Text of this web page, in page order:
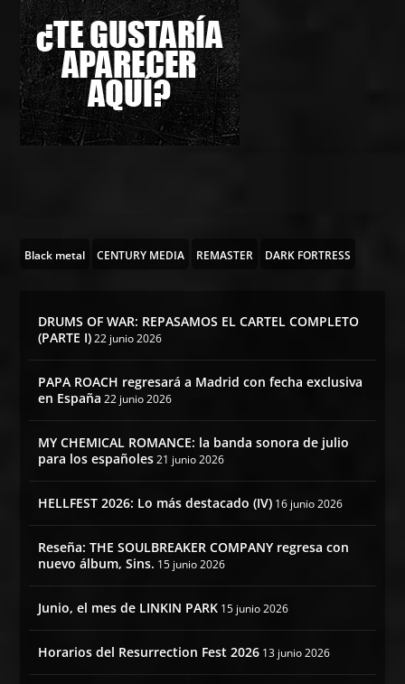
Black metal CENTURY MEDIA REMASTER DARK FORTRESS
DRUMS OF WAR: REPASAMOS EL CARTEL COMPLETO
(PARTE I) 22 junio 2026
PAPA ROACH regresará a Madrid con fecha exclusiva
en España 22 junio 2026
MY CHEMICAL ROMANCE: la banda sonora de julio
para los españoles 21 junio 2026
HELLFEST 2026: Lo más destacado (IV) 16 junio 2026
Reseña: THE SOULBREAKER COMPANY regresa con
nuevo álbum, Sins. 15 junio 2026
Junio, el mes de LINKIN PARK 15 junio 2026
Horarios del Resurrection Fest 2026 13 junio 2026